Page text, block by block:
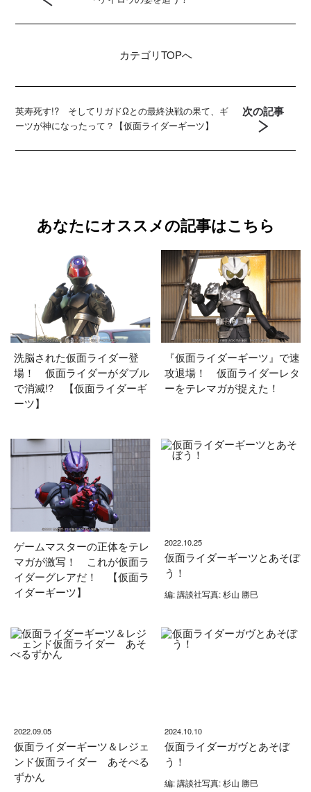
カテゴリTOPへ
英寿死す!? そしてリガドΩとの最終決戦の果て、ギ
ーツが神になったって？【仮面ライダーギーツ】
次の記事
あなたにオススメの記事はこちら
洗脳された仮面ライダー登
場！ 仮面ライダーがダブル
で消滅!? 【仮面ライダーギ
ーツ】
『仮面ライダーギーツ』で速
攻退場！ 仮面ライダーレタ
ーをテレマガが捉えた！
ゲームマスターの正体をテレ
マガが激写！ これが仮面ラ
イダーグレアだ！ 【仮面ラ
イダーギーツ】
2022.10.25
仮面ライダーギーツとあそぼ
う！
編: 講談社写真: 杉山 勝巳
2022.09.05
仮面ライダーギーツ＆レジェ
ンド仮面ライダー あそべる
ずかん
2024.10.10
仮面ライダーガヴとあそぼ
う！
編: 講談社写真: 杉山 勝巳